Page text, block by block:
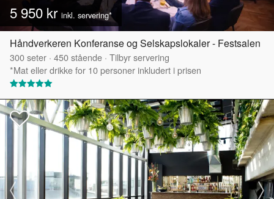
5 950 kr inkl. servering*
Håndverkeren Konferanse og Selskapslokaler - Festsalen
300seter · 450stående · Tilbyr servering
*Mat eller drikke for 10 personer inkludert i prisen